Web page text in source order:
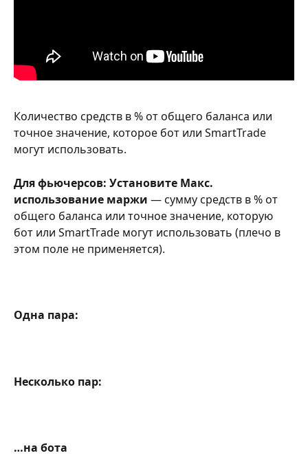
Количество средств в % от общего баланса или
точное значение, которое бот или SmartTrade
могут использовать.
Для фьючерсов: Установите Макс.
использование маржи — сумму средств в % от
общего баланса или точное значение, которую
бот или SmartTrade могут использовать (плечо в
этом поле не применяется).
Одна пара:
Несколько пар:
…на бота